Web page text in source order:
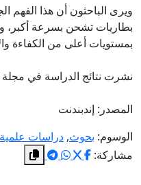
ويرى الباحثون أن هذا الفهم
بطاريات تشحن بسرعة أكبر،
بمستويات أعلى من الكفاءة
نشرت نتائج الدراسة في مجلة Nature Nanotechnology.
المصدر: إندبندنت
الوسوم: بحوث, دراسات علمية
مشاركة: